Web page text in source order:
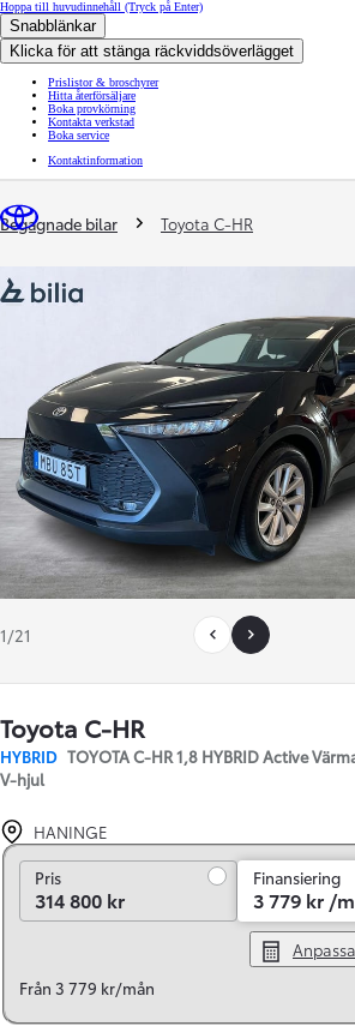
Hoppa till huvudinnehåll (Tryck på Enter)
Snabblänkar
Klicka för att stänga räckviddsöverlägget
Prislistor & broschyrer
Hitta återförsäljare
Boka provkörning
Kontakta verkstad
Boka service
Kontaktinformation
You are here
Begagnade bilar Toyota C-HR
1/21
Toyota C-HR
HYBRID TOYOTA C-HR 1,8 HYBRID Active
V-hjul
HANINGE
PrisPris
314 800 kr
Finansiering
3 779 kr /
Från 3 779 kr/mån